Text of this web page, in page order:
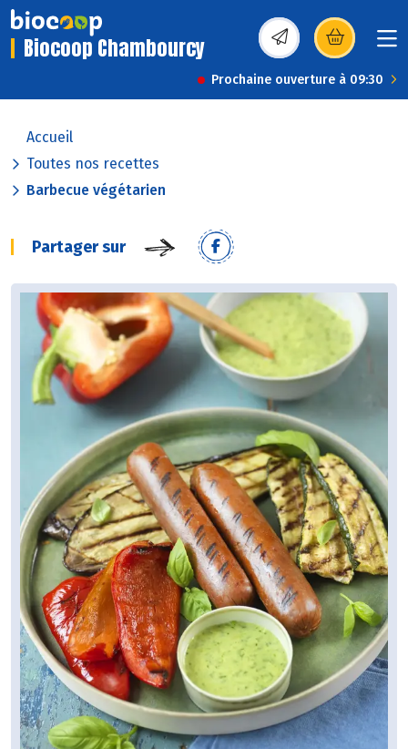
Biocoop Chambourcy (s’ouvre dans une
Prochaine ouverture à 09:30
Accueil
Toutes nos recettes
Barbecue végétarien
Partager sur